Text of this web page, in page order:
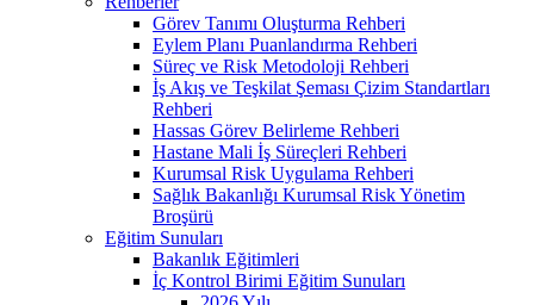
Görev Tanımı Oluşturma Rehberi
Eylem Planı Puanlandırma Rehberi
Süreç ve Risk Metodoloji Rehberi
İş Akış ve Teşkilat Şeması Çizim Standartları
Rehberi
Hassas Görev Belirleme Rehberi
Hastane Mali İş Süreçleri Rehberi
Kurumsal Risk Uygulama Rehberi
Sağlık Bakanlığı Kurumsal Risk Yönetim
Broşürü
Eğitim Sunuları
Bakanlık Eğitimleri
İç Kontrol Birimi Eğitim Sunuları